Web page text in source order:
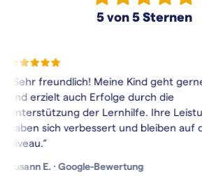
5 von 5 Sternen
freundlich! Meine Kind geht gerne hin
erzielt auch Erfolge durch die
der Lernhilfe. Ihre Leistungen
sich verbessert und bleiben auf dem
E. · Google-Bewertung